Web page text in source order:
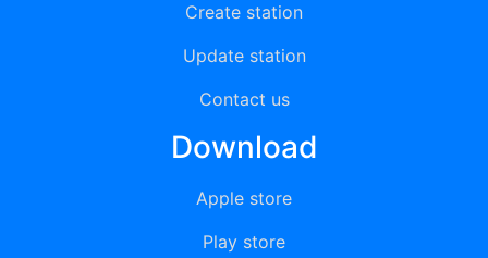
Create station
Update station
Contact us
Download
Apple store
Play store